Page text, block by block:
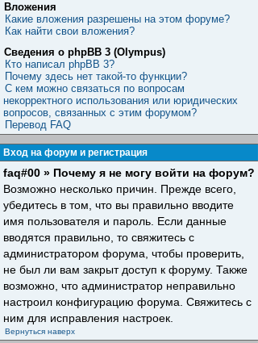
Вложения
Какие вложения разрешены на этом форуме?
Как найти свои вложения?
Сведения о phpBB 3 (Olympus)
Кто написал phpBB 3?
Почему здесь нет такой-то функции?
С кем можно связаться по вопросам
некорректного использования или юридических
вопросов, связанных с этим форумом?
Перевод FAQ
Вход на форум и регистрация
faq#00 » Почему я не могу войти на форум?
Возможно несколько причин. Прежде всего,
убедитесь в том, что вы правильно вводите
имя пользователя и пароль. Если данные
вводятся правильно, то свяжитесь с
администратором форума, чтобы проверить,
не был ли вам закрыт доступ к форуму. Также
возможно, что администратор неправильно
настроил конфигурацию форума. Свяжитесь с
ним для исправления настроек.
Вернуться наверх